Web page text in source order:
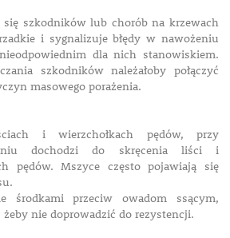
się szkodników lub chorób na krzewach
i sygnalizuje błędy w nawożeniu
dla nich stanowiskiem.
szkodników należałoby połączyć
masowego porażenia.
i wierzchołkach pędów, przy
dochodzi do skręcenia liści i
pędów. Mszyce często pojawiają się
środkami przeciw owadom ssącym,
nie doprowadzić do rezystencji.